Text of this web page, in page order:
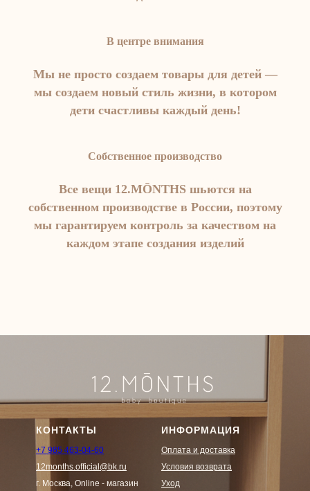
В центре внимания
Мы не просто создаем товары для детей —
мы создаем новый стиль жизни, в котором
дети счастливы каждый день!
Собственное производство
Все вещи 12.MŌNTHS шьются на
собственном производстве в России, поэтому
мы гарантируем контроль за качеством на
каждом этапе создания изделий
ИНФОРМАЦИЯ
Оплата и доставка
Условия возврата
Уход
КОНТАКТЫ
+7 985 463-04-60
12months.official@bk.ru
г. Москва, Online - магазин